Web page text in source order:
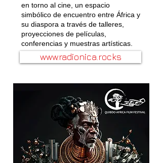
en torno al cine, un espacio
simbólico de encuentro entre África y
su diaspora a través de talleres,
proyecciones de películas,
conferencias y muestras artísticas.
www.radionica.rocks